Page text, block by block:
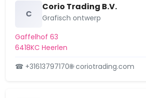
Wijk 35 Woonboulevard-Ten
Wijk 37 Bekkerveld
Wijk 38 Caumerveld-Douve Weien
C
Corio Trading B.V.
Grafisch ontwerp
Gaffelhof 63
6418KC Heerlen
☎ +31613797170🌐 coriotrading.com